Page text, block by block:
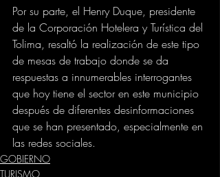
Por su parte, el Henry Duque, presidente
de la Corporación Hotelera y Turística del
Tolima, resaltó la realización de este tipo
de mesas de trabajo donde se da
respuestas a innumerables interrogantes
que hoy tiene el sector en este municipio
después de diferentes desinformaciones
que se han presentado, especialmente en
las redes sociales.
GOBIERNO
TURISMO